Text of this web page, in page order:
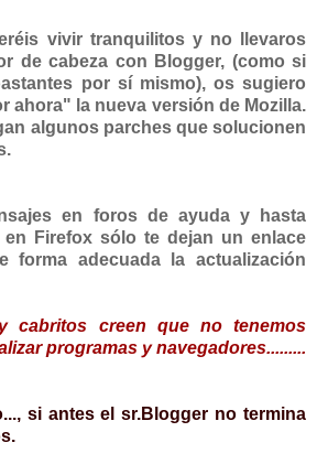
vivir tranquilitos y no llevaros
de cabeza con Blogger, (como si
por sí mismo), os sugiero
ahora" la nueva versión de Mozilla.
algunos parches que solucionen
en foros de ayuda y hasta
Firefox sólo te dejan un enlace
forma adecuada la actualización
cabritos creen que no tenemos
programas y navegadores.........
si antes el sr.Blogger no termina